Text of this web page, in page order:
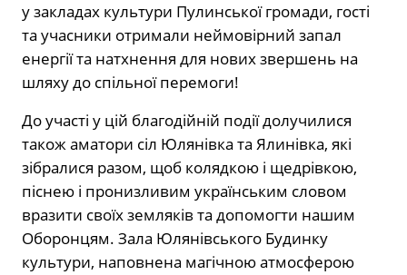
у закладах культури Пулинської громади, гості
та учасники отримали неймовірний запал
енергії та натхнення для нових звершень на
шляху до спільної перемоги!
До участі у цій благодійній події долучилися
також аматори сіл Юлянівка та Ялинівка, які
зібралися разом, щоб колядкою і щедрівкою,
піснею і пронизливим українським словом
вразити своїх земляків та допомогти нашим
Оборонцям. Зала Юлянівського Будинку
культури, наповнена магічною атмосферою